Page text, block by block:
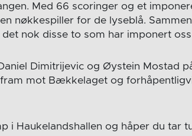
Med 66 scoringer og et
nøkkespiller for de lyseblå.
nok disse to som har imponert
Dimitrijevic og Øystein Mostad
mot Bækkelaget og
i Haukelandshallen og håper du tar